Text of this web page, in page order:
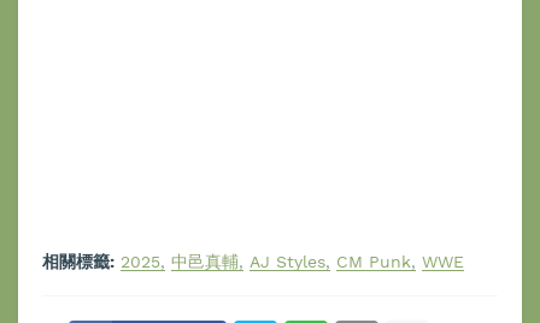
相關標籤: 2025 中邑真輔 AJ Styles CM Punk WWE